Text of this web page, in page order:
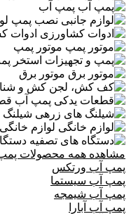
پمپ آب
ادوات
موتور پمپ
موتور برق
لوازم خانگی
مشاهده همه محصولات
پمپ آب ورتکس
پمپ آب سیستما
پمپ آب شیمجه
پمپ آب آبارا